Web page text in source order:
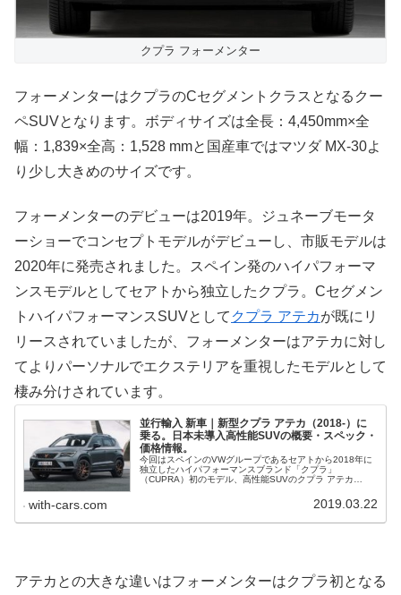
クプラ フォーメンター
フォーメンターはクプラのCセグメントクラスとなるクー
ペSUVとなります。ボディサイズは全長：4,450mm×全
幅：1,839×全高：1,528 mmと国産車ではマツダ MX-30よ
り少し大きめのサイズです。
フォーメンターのデビューは2019年。ジュネーブモータ
ーショーでコンセプトモデルがデビューし、市販モデルは
2020年に発売されました。スペイン発のハイパフォーマ
ンスモデルとしてセアトから独立したクプラ。Cセグメン
トハイパフォーマンスSUVとして クプラ アテカが既にリ
リースされていましたが、フォーメンターはアテカに対し
てよりパーソナルでエクステリアを重視したモデルとして
棲み分けされています。
並行輸入 新車｜新型クプラ アテカ（2018-）に
乗る。日本未導入高性能SUVの概要・スペック・
価格情報。
今回はスペインのVWグループであるセアトから2018年に
独立したハイパフォーマンスブランド「クプラ」
（CUPRA）初のモデル、高性能SUVのクプラ アテカ
等、並行輸入で乗るための情報をご紹介します。
with-cars.com 2019.03.22
アテカとの大きな違いはフォーメンターはクプラ初となる